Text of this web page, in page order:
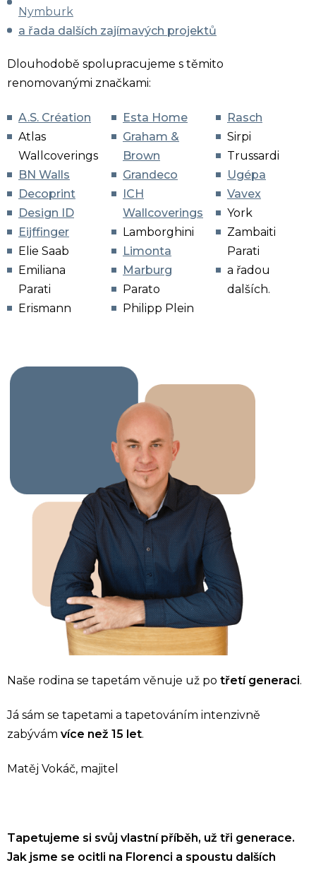
Nymburk
a řada dalších zajímavých projektů
Dlouhodobě spolupracujeme s těmito
renomovanými značkami:
A.S. Création
Atlas
Wallcoverings
BN Walls
Decoprint
Design ID
Eijffinger
Elie Saab
Emiliana
Parati
Erismann
Esta Home
Graham &
Brown
Grandeco
ICH
Wallcoverings
Lamborghini
Limonta
Marburg
Parato
Philipp Plein
Rasch
Sirpi
Trussardi
Ugépa
Vavex
York
Zambaiti
Parati
a řadou
dalších.
Naše rodina se tapetám věnuje už po třetí generaci.
Já sám se tapetami a tapetováním intenzivně
zabývám více než 15 let.
Matěj Vokáč, majitel
Tapetujeme si svůj vlastní příběh, už tři generace.
Jak jsme se ocitli na Florenci a spoustu dalších